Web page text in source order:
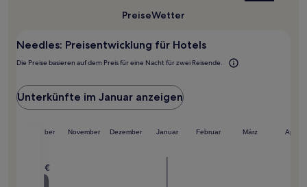
gelten.
PreiseWetter
Needles: Preisentwicklung für Hotels
Die Preise basieren auf dem Preis für eine Nacht für zwei Reisende.
Unterkünfte im Januar anzeigen
Oktober November Dezember Januar Februar März April
111 €